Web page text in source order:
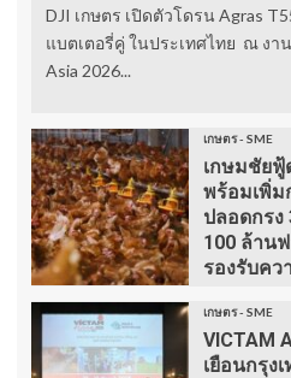
DJI เกษตร เปิดตัวโดรน Agras
แบตเตอรี่คู่ ในประเทศไทย ณ งา
Asia 2026...
เกษตร - SME
เกษมชัยฟู้
พร้อมเพิ่ม
ปลอดกรง
100 ล้าน
รองรับคว
เกษตร - SME
VICTAM
เยือนกรุง